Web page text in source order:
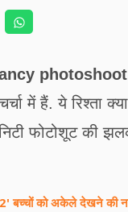
में हैं. ये रिश्ता
फोटोशूट
बच्चों को अकेले देखने की